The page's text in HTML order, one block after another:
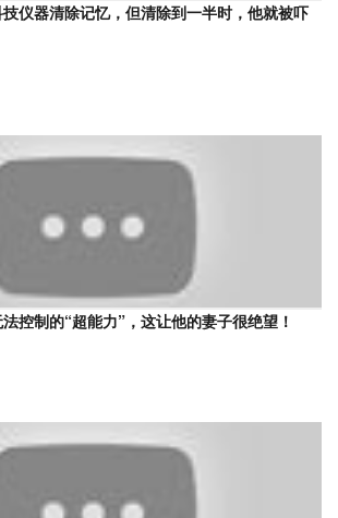
技仪器清除记忆，但清除到一半时，他就被吓
法控制的“超能力”，这让他的妻子很绝望！